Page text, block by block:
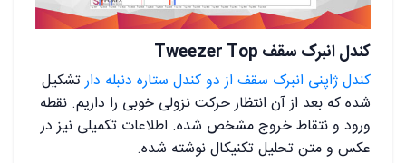
کندل انبرک سقف Tweezer Top
کندل ژاپنی انبرک سقف از دو کندل ستاره دنبله دارتشکیل
شده که بعد از آن انتظار حرکت نزولی خوبی را داریم. نقطه
ورود و نتقاط خروج مشخص شده. اطلاعات تکمیلی نیز در
عکس و متن تحلیل تکنیکال نوشته شده.